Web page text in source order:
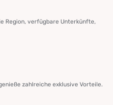
Region, verfügbare Unterkünfte,
zahlreiche exklusive Vorteile.